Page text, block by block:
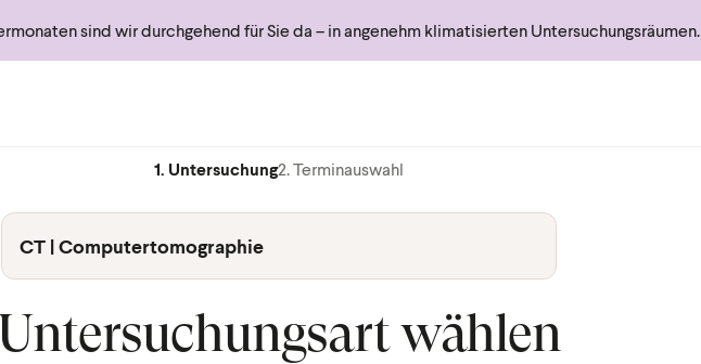
sind wir durchgehend für Sie da – in angenehm klimatisierten Untersuchungsräumen.
1. Untersuchung2. Terminauswahl
CT | Computertomographie
wählen